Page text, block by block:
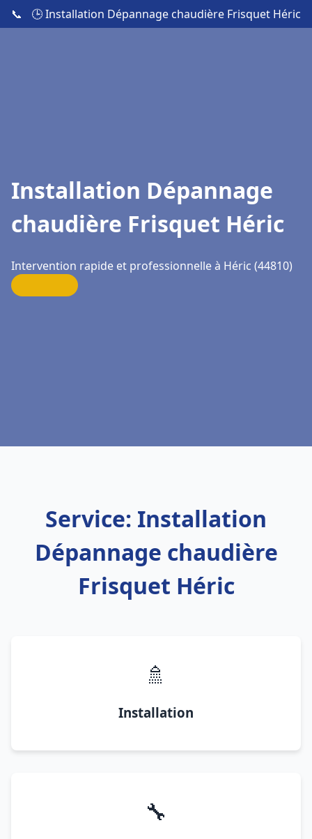
📞 🕒 Installation Dépannage chaudière Frisquet Héric
Installation Dépannage
chaudière Frisquet Héric
Intervention rapide et professionnelle à Héric (44810)
Service: Installation
Dépannage chaudière
Frisquet Héric
🚿
Installation
🔧